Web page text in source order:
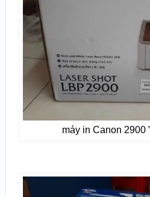
máy in Canon 2900